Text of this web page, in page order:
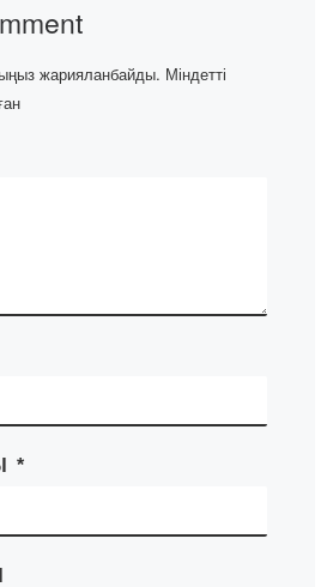
жарияланбайды. Міндетті
*